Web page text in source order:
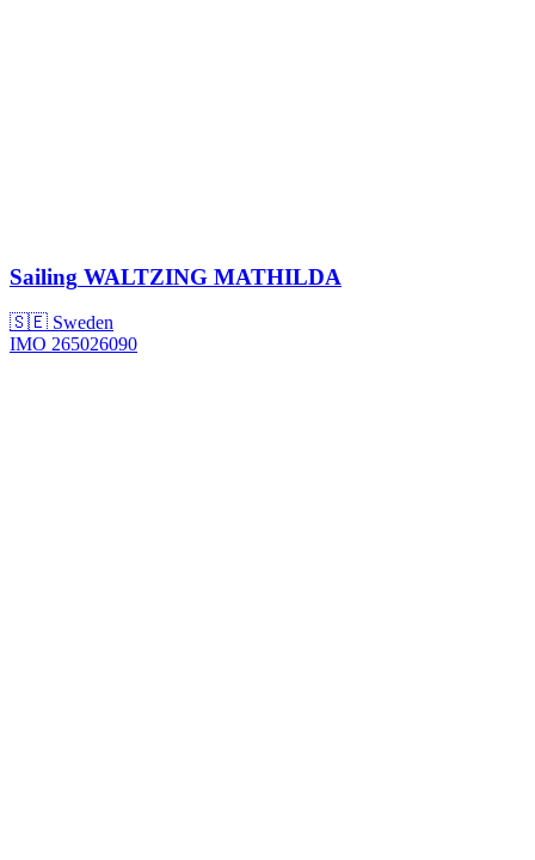
Sailing WALTZING MATHILDA
🇸🇪 Sweden
IMO 265026090